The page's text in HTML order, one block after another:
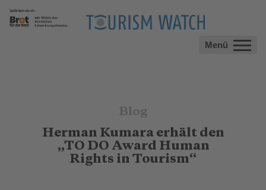
Menü
Blog
Herman Kumara erhält den
„TO DO Award Human
Rights in Tourism“